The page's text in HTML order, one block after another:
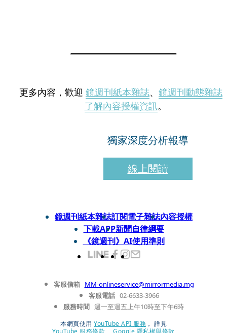
更多內容，歡迎 鏡週刊紙本雜誌、 鏡週刊動態雜誌
了解內容授權資訊。
獨家深度分析報導
線上閱讀
鏡週刊紙本雜誌訂閱電子雜誌內容授權
下載APP新聞自律綱要
《鏡週刊》AI使用準則
客服信箱 MM-onlineservice@mirrormedia.mg
客服電話 02-6633-3966
服務時間 週一至週五上午10時至下午6時
本網頁使用 YouTube API 服務 ， 詳見